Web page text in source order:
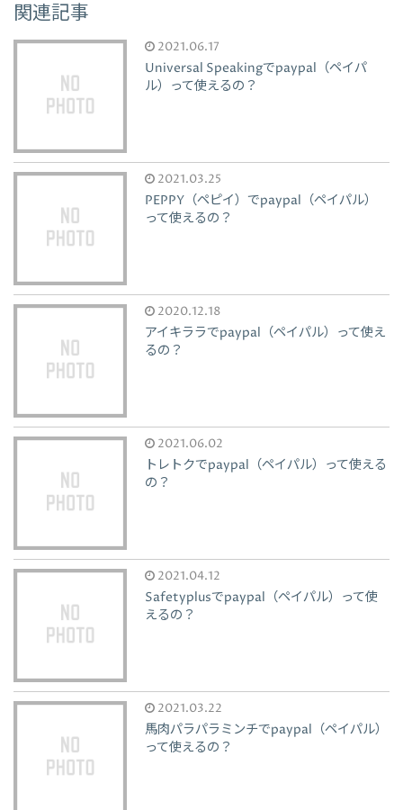
関連記事
2021.06.17
Universal Speakingでpaypal（ペイパ
ル）って使えるの？
2021.03.25
PEPPY（ペピイ）でpaypal（ペイパル）
って使えるの？
2020.12.18
アイキララでpaypal（ペイパル）って使え
るの？
2021.06.02
トレトクでpaypal（ペイパル）って使える
の？
2021.04.12
Safetyplusでpaypal（ペイパル）って使
えるの？
2021.03.22
馬肉パラパラミンチでpaypal（ペイパル）
って使えるの？